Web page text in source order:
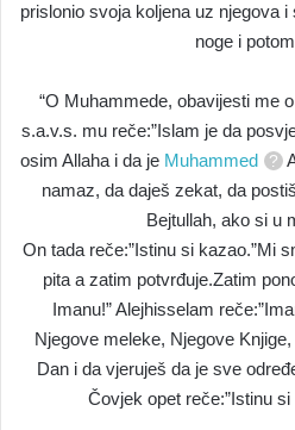
prislonio svoja koljena uz njegova
noge i
“O Muhammede, obavijesti me
s.a.v.s. mu reče:”Islam je da
osim Allaha i da je Muhammed
namaz, da daješ zekat, da
Bejtullah, ako si u
On tada reče:”Istinu si kazao.”Mi
pita a zatim potvrđuje.Zatim
Imanu!” Alejhisselam
Njegove meleke, Njegove
Dan i da vjeruješ da je sve
Čovjek opet reče:”Istinu